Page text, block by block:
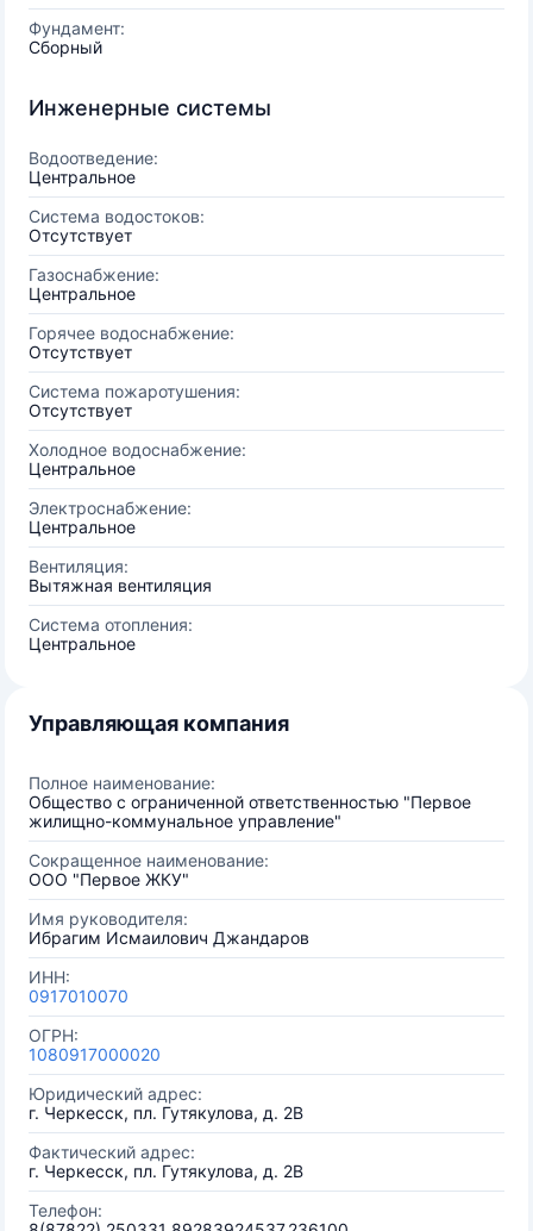
Фундамент:
Сборный
Инженерные системы
Водоотведение:
Центральное
Система водостоков:
Отсутствует
Газоснабжение:
Центральное
Горячее водоснабжение:
Отсутствует
Система пожаротушения:
Отсутствует
Холодное водоснабжение:
Центральное
Электроснабжение:
Центральное
Вентиляция:
Вытяжная вентиляция
Система отопления:
Центральное
Управляющая компания
Полное наименование:
Общество с ограниченной ответственностью "Первое
жилищно-коммунальное управление"
Сокращенное наименование:
ООО "Первое ЖКУ"
Имя руководителя:
Ибрагим Исмаилович Джандаров
ИНН:
0917010070
ОГРН:
1080917000020
Юридический адрес:
г. Черкесск, пл. Гутякулова, д. 2В
Фактический адрес:
г. Черкесск, пл. Гутякулова, д. 2В
Телефон: